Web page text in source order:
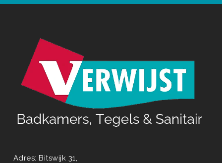
Adres: Bitswijk 31,